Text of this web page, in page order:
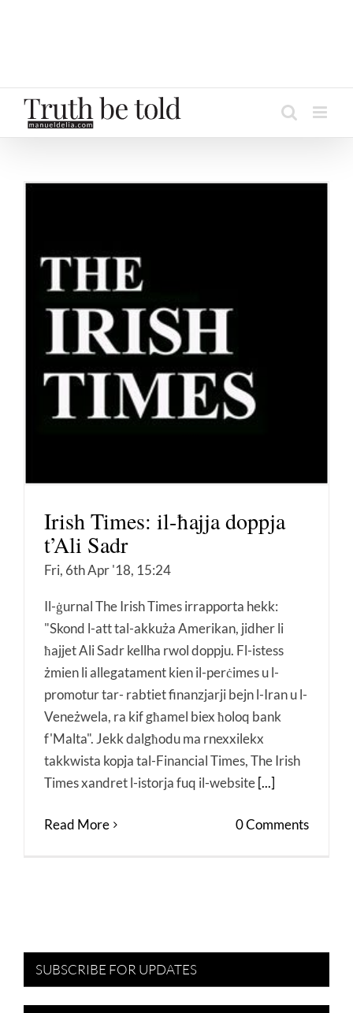
Irish Times: il-ħajja doppja
t’Ali Sadr
Fri, 6th Apr '18, 15:24
Il-ġurnal The Irish Times irrapporta hekk:
"Skond l-att tal-akkuża Amerikan, jidher li
ħajjet Ali Sadr kellha rwol doppju. Fl-istess
żmien li allegatament kien il-perċimes u l-
promotur tar- rabtiet finanzjarji bejn l-Iran u l-
Veneżwela, ra kif għamel biex ħoloq bank
f'Malta". Jekk dalgħodu ma rnexxilekx
takkwista kopja tal-Financial Times, The Irish
Times xandret l-istorja fuq il-website [...]
Read More 0 Comments
SUBSCRIBE FOR UPDATES